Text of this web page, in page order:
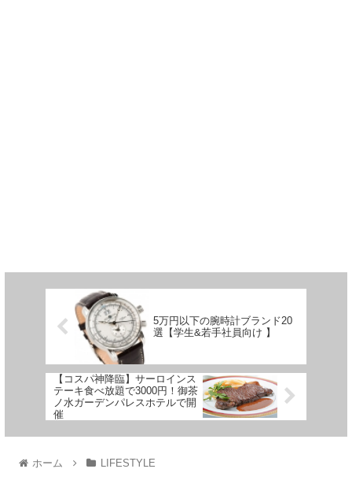
5万円以下の腕時計ブランド20
選【学生&若手社員向け 】
【コスパ神降臨】サーロインス
テーキ食べ放題で3000円！御茶
ノ水ガーデンパレスホテルで開
催
ホーム LIFESTYLE